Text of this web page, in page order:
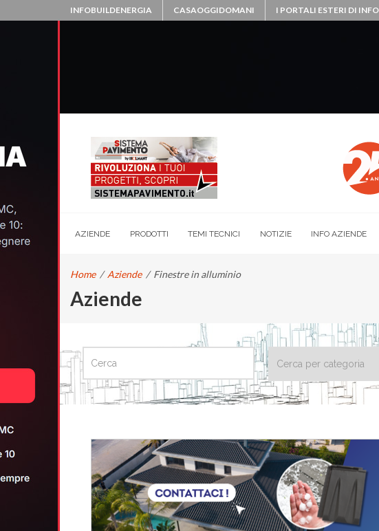
INFOBUILDENERGIA CASAOGGIDOMANI I PORTALI ESTERI DI
AZIENDE PRODOTTI TEMI TECNICI NOTIZIE INFO AZIENDE
Home / Aziende / Finestre in alluminio
Aziende